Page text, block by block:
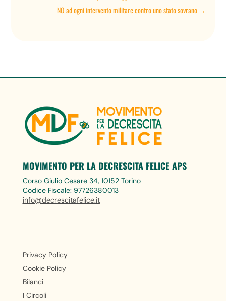
NO ad ogni intervento militare contro uno stato sovrano→
MOVIMENTO PER LA DECRESCITA FELICE APS
Corso Giulio Cesare 34, 10152 Torino
Codice Fiscale: 97726380013
info@decrescitafelice.it
Privacy Policy
Cookie Policy
Bilanci
I Circoli